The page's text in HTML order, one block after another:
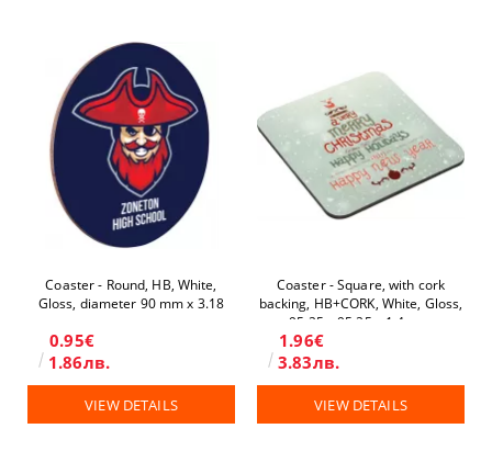
Coaster - Round, HB, White,
Gloss, diameter 90 mm x 3.18
0.95€
1.86лв.
VIEW DETAILS
Coaster - Square, with cork
backing, HB+CORK, White, Gloss,
95.25 х 95.25 x 1.4 mm
1.96€
3.83лв.
VIEW DETAILS